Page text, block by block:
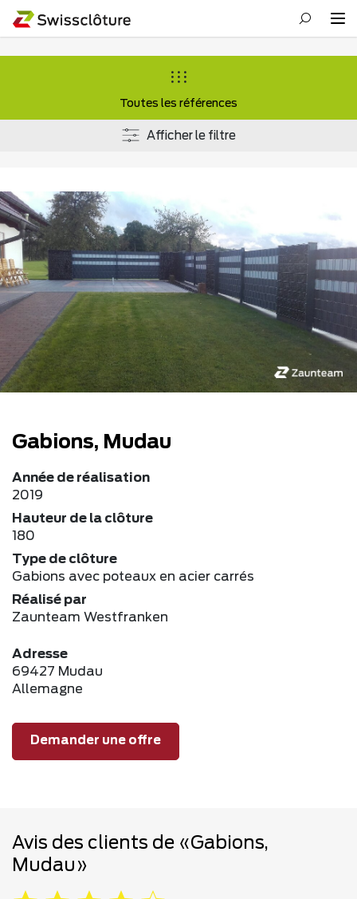
Toutes les références
Afficher le filtre
Gabions, Mudau
Année de réalisation
2019
Hauteur de la clôture
180
Type de clôture
Gabions avec poteaux en acier carrés
Réalisé par
Zaunteam Westfranken
Adresse
69427 Mudau
Allemagne
Demander une offre
Avis des clients de «Gabions,
Mudau»